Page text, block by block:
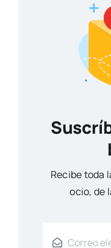
Reci­be toda
ocio, de